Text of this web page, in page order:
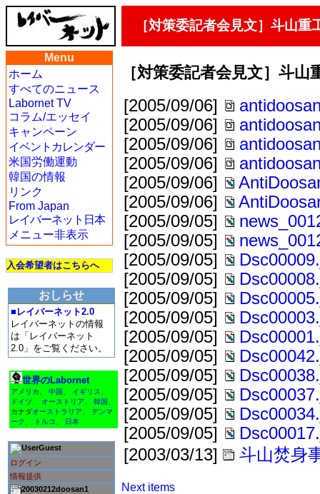
［対策委記者会見文］斗山
Menu
ホーム
すべてのニュース
Labornet TV
コラム/エッセイ
キャンペーン
イベントカレンダー
米国労働運動
韓国の情報
リンク
From Japan
レイバーネット日本
メニュー非表示
入会希望者はこちらへ
おしらせ
■レイバーネット2.0
レイバーネットの情報
は「レイバーネット
2.0」をご覧ください。
世界のLabornet
アメリカ 中国 イギリス
ドイツ
オーストリア 韓国
カナダオーストラリア
デンマ
ーク
トルコ 日本
Guest
ログイン
情報提供
20030212doosan1
［対策委記者会見文］斗
[2005/09/06]
[2005/09/06]
[2005/09/06]
[2005/09/06]
[2005/09/06]
[2005/09/06]
[2005/09/05]
[2005/09/05]
[2005/09/05]
[2005/09/05]
[2005/09/05]
[2005/09/05]
[2005/09/05]
[2005/09/05]
[2005/09/05]
[2005/09/05]
[2005/09/05]
[2005/09/05]
[2003/03/13]
斗山焚身
Next items